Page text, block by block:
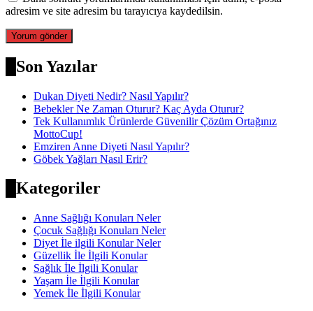
adresim ve site adresim bu tarayıcıya kaydedilsin.
Son Yazılar
Dukan Diyeti Nedir? Nasıl Yapılır?
Bebekler Ne Zaman Oturur? Kaç Ayda Oturur?
Tek Kullanımlık Ürünlerde Güvenilir Çözüm Ortağınız
MottoCup!
Emziren Anne Diyeti Nasıl Yapılır?
Göbek Yağları Nasıl Erir?
Kategoriler
Anne Sağlığı Konuları Neler
Çocuk Sağlığı Konuları Neler
Diyet İle ilgili Konular Neler
Güzellik İle İlgili Konular
Sağlık İle İlgili Konular
Yaşam İle İlgili Konular
Yemek İle İlgili Konular